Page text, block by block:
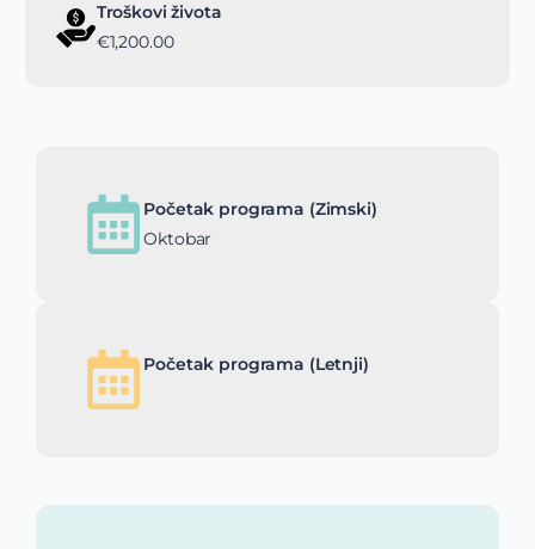
Troškovi života
€1,200.00
Početak programa (Zimski)
Oktobar
Početak programa (Letnji)